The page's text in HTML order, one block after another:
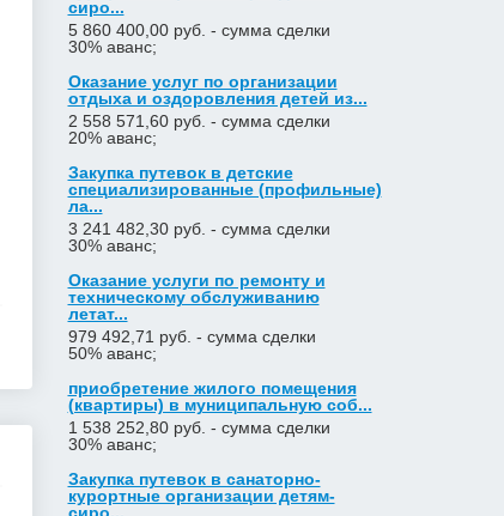
сиро...
5 860 400,00 руб. - сумма сделки
30% аванс;
Оказание услуг по организации
отдыха и оздоровления детей из...
2 558 571,60 руб. - сумма сделки
20% аванс;
Закупка путевок в детские
специализированные (профильные)
ла...
3 241 482,30 руб. - сумма сделки
30% аванс;
Оказание услуги по ремонту и
техническому обслуживанию
летат...
979 492,71 руб. - сумма сделки
50% аванс;
приобретение жилого помещения
(квартиры) в муниципальную соб...
1 538 252,80 руб. - сумма сделки
30% аванс;
Закупка путевок в санаторно-
курортные организации детям-